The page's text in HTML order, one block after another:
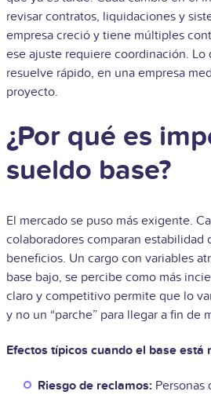
revisar contratos, liquidaciones y
empresa creció y tiene múltiples
ese ajuste requiere coordinación. Lo
resuelve rápido, en una empresa
proyecto.
¿Por qué es
sueldo base?
El mercado se puso más exigente.
colaboradores comparan estabilidad
beneficios. Un cargo con variables
base bajo, se percibe como más
claro y competitivo permite que lo
y no un “parche” para llegar a fin de
Efectos típicos cuando el base está
Riesgo de reclamos: Personas